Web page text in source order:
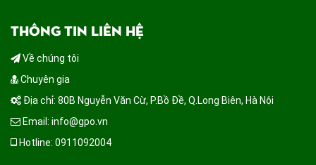
THÔNG TIN LIÊN HỆ
Về chúng tôi
Chuyên gia
Địa chỉ: 80B Nguyễn Văn Cừ, P.Bồ Đề, Q.Long Biên, Hà Nội
Email: info@gpo.vn
Hotline: 0911092004